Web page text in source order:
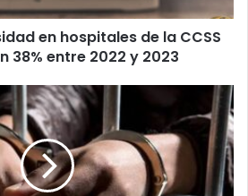
en hospitales de la CCSS
38% entre 2022 y 2023